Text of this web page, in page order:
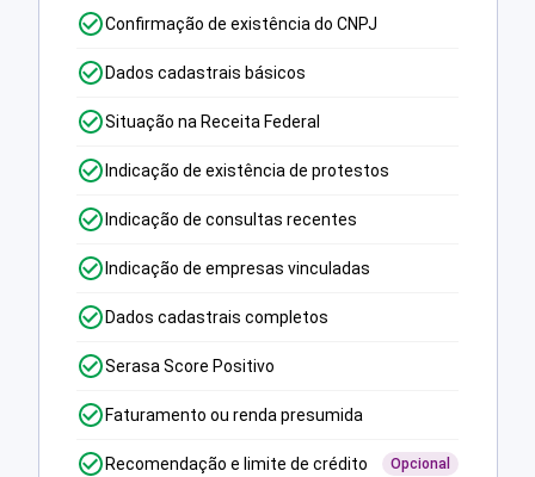
Confirmação de existência do CNPJ
Dados cadastrais básicos
Situação na Receita Federal
Indicação de existência de protestos
Indicação de consultas recentes
Indicação de empresas vinculadas
Dados cadastrais completos
Serasa Score Positivo
Faturamento ou renda presumida
Recomendação e limite de crédito Opcional